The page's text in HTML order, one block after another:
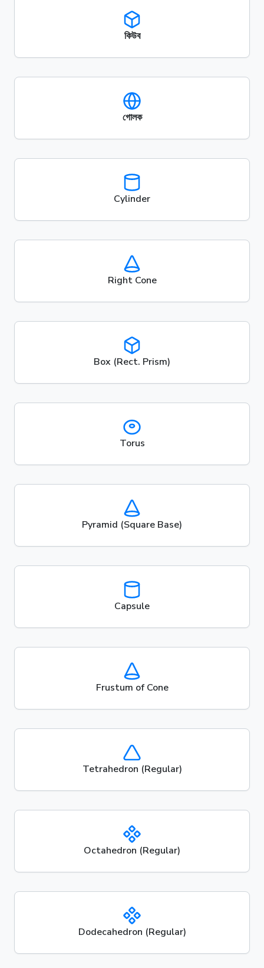
কিউব
গোলক
Cylinder
Right Cone
Box (Rect. Prism)
Torus
Pyramid (Square Base)
Capsule
Frustum of Cone
Tetrahedron (Regular)
Octahedron (Regular)
Dodecahedron (Regular)